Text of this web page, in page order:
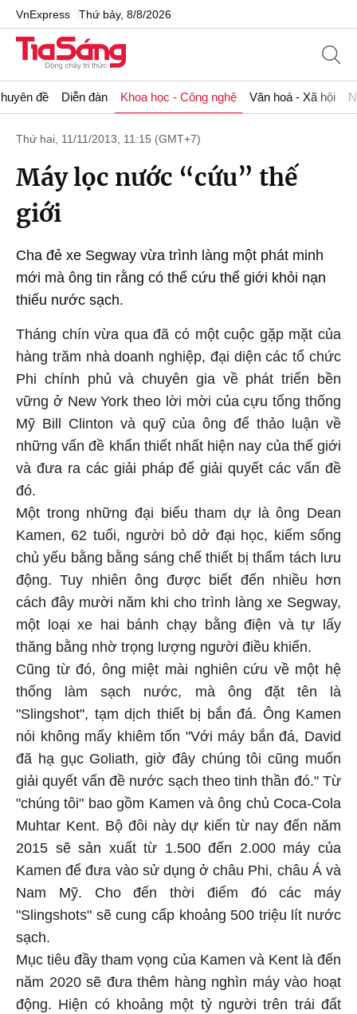
VnExpress Thứ bảy, 8/8/2026
đề Diễn đàn Khoa học - Công nghệ Văn hoá - Xã hội
Thứ hai, 11/11/2013, 11:15 (GMT+7)
Máy lọc nước “cứu” thế
giới
Cha đẻ xe Segway vừa trình làng một phát minh
mới mà ông tin rằng có thể cứu thể giới khỏi nạn
thiếu nước sạch.
Tháng chín vừa qua đã có một cuộc gặp mặt của
hàng trăm nhà doanh nghiệp, đại diện các tổ chức
Phi chính phủ và chuyên gia về phát triển bền
vững ở New York theo lời mời của cựu tổng thống
Mỹ Bill Clinton và quỹ của ông để thảo luận về
những vấn đề khẩn thiết nhất hiện nay của thế giới
và đưa ra các giải pháp để giải quyết các vấn đề
đó.
Một trong những đại biểu tham dự là ông Dean
Kamen, 62 tuổi, người bỏ dở đại học, kiếm sống
chủ yếu bằng bằng sáng chế thiết bị thẩm tách lưu
động. Tuy nhiên ông được biết đến nhiều hơn
cách đây mười năm khi cho trình làng xe Segway,
một loại xe hai bánh chạy bằng điện và tự lấy
thăng bằng nhờ trọng lượng người điều khiển.
Cũng từ đó, ông miệt mài nghiên cứu về một hệ
thống làm sạch nước, mà ông đặt tên là
"Slingshot", tạm dịch thiết bị bắn đá. Ông Kamen
nói không mấy khiêm tốn "Với máy bắn đá, David
đã hạ gục Goliath, giờ đây chúng tôi cũng muốn
giải quyết vấn đề nước sạch theo tinh thần đó." Từ
"chúng tôi" bao gồm Kamen và ông chủ Coca-Cola
Muhtar Kent. Bộ đôi này dự kiến từ nay đến năm
2015 sẽ sản xuất từ 1.500 đến 2.000 máy của
Kamen để đưa vào sử dụng ở châu Phi, châu Á và
Nam Mỹ. Cho đến thời điểm đó các máy
"Slingshots" sẽ cung cấp khoảng 500 triệu lít nước
sạch.
Mục tiêu đầy tham vọng của Kamen và Kent là đến
năm 2020 sẽ đưa thêm hàng nghìn máy vào hoạt
động. Hiện có khoảng một tỷ người trên trái đất